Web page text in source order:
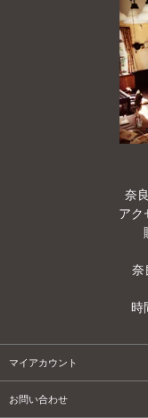
奈
アク
奈
マイアカウント
お問い合わせ